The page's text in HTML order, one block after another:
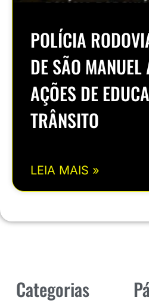
POLÍCIA
DE SÃO
AÇÕES DE
TRÂNSITO
LEIA MAIS »
Categorias